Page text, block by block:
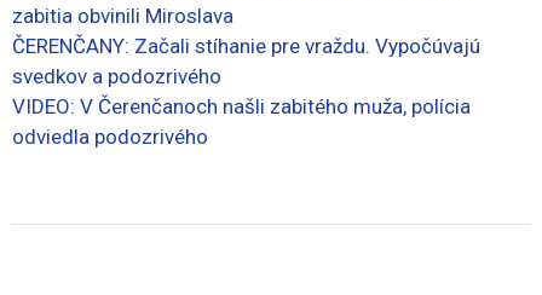
zabitia obvinili Miroslava
ČERENČANY: Začali stíhanie pre vraždu. Vypočúvajú
svedkov a podozrivého
VIDEO: V Čerenčanoch našli zabitého muža, polícia
odviedla podozrivého